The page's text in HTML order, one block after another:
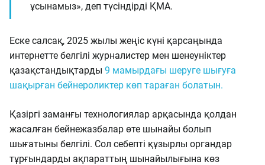
ұсынамыз», деп түсіндірді ҚМА.
Еске салсақ, 2025 жылы жеңіс күні қарсаңында
интернетте белгілі журналистер мен шенеуніктер
қазақстандықтарды 9 мамырдағы шеруге шығуға
шақырған бейнероликтер көп тараған болатын.
Қазіргі заманғы технологиялар арқасында қолдан
жасалған бейнежазбалар өте шынайы болып
шығатыны белгілі. Сол себепті құзырлы органдар
тұрғындарды ақпараттың шынайылығына көз